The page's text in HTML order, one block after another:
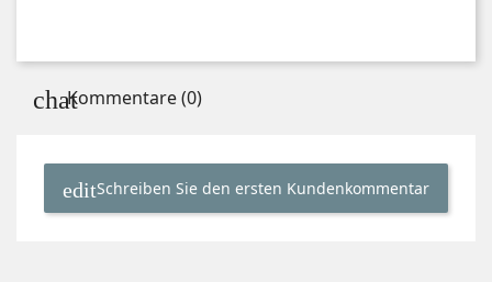
Kommentare (0)
Schreiben Sie den ersten Kundenkommentar